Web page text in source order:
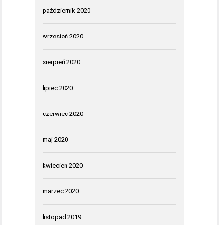
październik 2020
wrzesień 2020
sierpień 2020
lipiec 2020
czerwiec 2020
maj 2020
kwiecień 2020
marzec 2020
listopad 2019